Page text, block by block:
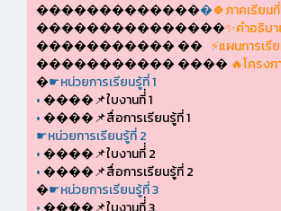
��������������🍀ภาคเรียน
���������������✨คำอธิบ
����������� �� ⚡แผนการเรี
����������� ���� 🔥โครง
�☛หน่วยการเรียนรู้ที่ 1
•����📌ใบงานที่่ 1
•����📌สื่อการเรียนรู้ที่ 1
☛หน่วยการเรียนรู้ที่ 2
•����📌ใบงานที่่ 2
•����📌สื่อการเรียนรู้ที่ 2
�☛หน่วยการเรียนรู้ที่ 3